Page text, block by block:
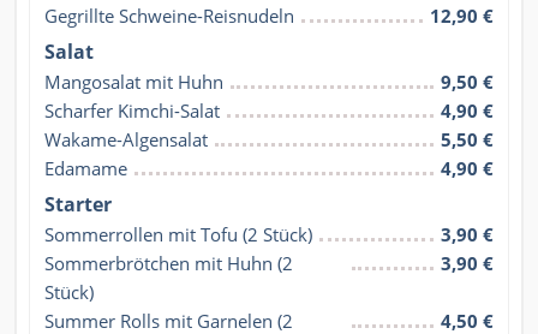
Gegrillte Schweine-Reisnudeln 12,90 €
Salat
Mangosalat mit Huhn
9,50 €
Scharfer Kimchi-Salat
4,90 €
Wakame-Algensalat
5,50 €
Edamame
4,90 €
Starter
Sommerrollen mit Tofu (2 Stück)
3,90 €
Sommerbrötchen mit Huhn (2
Stück)
3,90 €
Summer Rolls mit Garnelen (2
4,50 €